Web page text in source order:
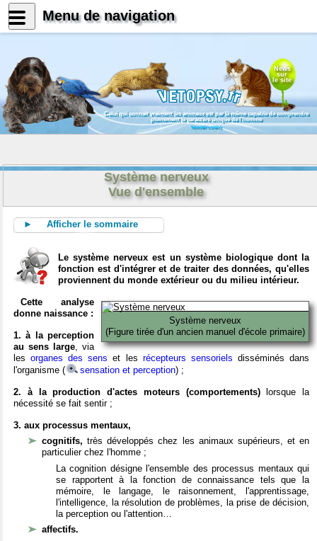
News
sur
le site
Celui qui connait vraiment les animaux est par là même capable de comprendre
pleinement le caractère unique de l'homme
Konrad Lorenz
Système nerveux
Vue d'ensemble
► Afficher le sommaire
Le système nerveux est un système biologique dont la
fonction est d'intégrer et de traiter des données, qu'elles
proviennent du monde extérieur ou du milieu intérieur.
Système nerveux
(Figure tirée d'un ancien manuel d'école primaire)
Cette analyse
donne naissance :
1. à la perception
au sens large, via
lesorganes des sens et les récepteurs sensoriels disséminés dans
l'organisme (
sensation et perception) ;
2. à la production d'actes moteurs (comportements)lorsque la
nécessité se fait sentir ;
3. aux processus mentaux,
cognitifs,très développés chez les animaux supérieurs, et en
particulier chez l'homme ;
La cognition désigne l'ensemble des processus mentaux qui
se rapportent à la fonction de connaissance tels que la
mémoire, le langage, le raisonnement, l'apprentissage,
l'intelligence, la résolution de problèmes, la prise de décision,
la perception ou l'attention…
affectifs.
Menu de navigation